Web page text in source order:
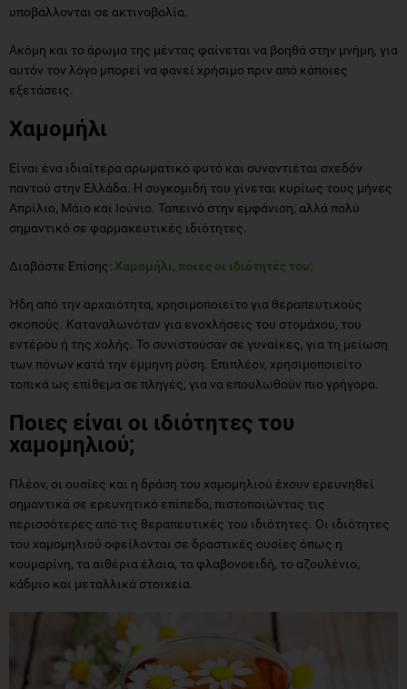
υποβάλλονται σε ακτινοβολία.
Ακόμη και το άρωμα της μέντας φαίνεται να βοηθά στην μνήμη, για
αυτόν τον λόγο μπορεί να φανεί χρήσιμο πριν από κάποιες
εξετάσεις.
Χαμομήλι
Είναι ένα ιδιαίτερα αρωματικό φυτό και συναντιέται σχεδόν
παντού στην Ελλάδα. Η συγκομιδή του γίνεται κυρίως τους μήνες
Απρίλιο, Μάιο και Ιούνιο. Ταπεινό στην εμφάνιση, αλλά πολύ
σημαντικό σε φαρμακευτικές ιδιότητες.
Διαβάστε Επίσης: Χαμομήλι, ποιες οι ιδιότητές του;
Ήδη από την αρχαιότητα, χρησιμοποιείτο για θεραπευτικούς
σκοπούς. Καταναλωνόταν για ενοχλήσεις του στομάχου, του
εντέρου ή της χολής. Το συνιστούσαν σε γυναίκες, για τη μείωση
των πόνων κατά την έμμηνη ρύση. Επιπλέον, χρησιμοποιείτο
τοπικά ως επίθεμα σε πληγές, για να επουλωθούν πιο γρήγορα.
Ποιες είναι οι ιδιότητες του
χαμομηλιού;
Πλέον, οι ουσίες και η δράση του χαμομηλιού έχουν ερευνηθεί
σημαντικά σε ερευνητικό επίπεδο, πιστοποιώντας τις
περισσότερες από τις θεραπευτικές του ιδιότητες. Οι ιδιότητες
του χαμομηλιού οφείλονται σε δραστικές ουσίες όπως η
κουμαρίνη, τα αιθέρια έλαια, τα φλαβονοειδή, το αζουλένιο,
κάδμιο και μεταλλικά στοιχεία.